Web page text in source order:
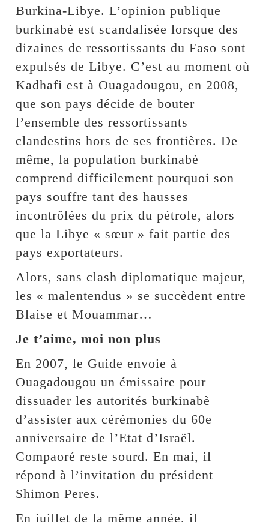
Burkina-Libye. L’opinion publique
burkinabè est scandalisée lorsque des
dizaines de ressortissants du Faso sont
expulsés de Libye. C’est au moment où
Kadhafi est à Ouagadougou, en 2008,
que son pays décide de bouter
l’ensemble des ressortissants
clandestins hors de ses frontières. De
même, la population burkinabè
comprend difficilement pourquoi son
pays souffre tant des hausses
incontrôlées du prix du pétrole, alors
que la Libye « sœur » fait partie des
pays exportateurs.
Alors, sans clash diplomatique majeur,
les « malentendus » se succèdent entre
Blaise et Mouammar…
Je t’aime, moi non plus
En 2007, le Guide envoie à
Ouagadougou un émissaire pour
dissuader les autorités burkinabè
d’assister aux cérémonies du 60e
anniversaire de l’Etat d’Israël.
Compaoré reste sourd. En mai, il
répond à l’invitation du président
Shimon Peres.
En juillet de la même année, il